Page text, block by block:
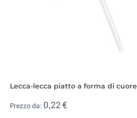
Lecca-lecca piatto a forma di cuore
Prezzo da: 0,22 €